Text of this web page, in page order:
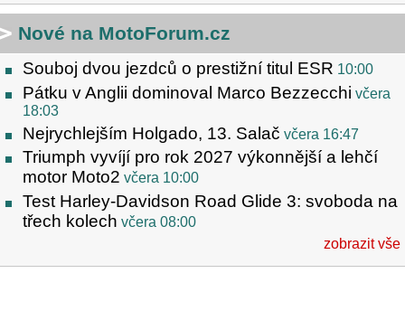
Nové na MotoForum.cz
Souboj dvou jezdců o prestižní titul ESR 10:00
Pátku v Anglii dominoval Marco Bezzecchi včera
18:03
Nejrychlejším Holgado, 13. Salač včera 16:47
Triumph vyvíjí pro rok 2027 výkonnější a lehčí
motor Moto2 včera 10:00
Test Harley-Davidson Road Glide 3: svoboda na
třech kolech včera 08:00
zobrazit vše